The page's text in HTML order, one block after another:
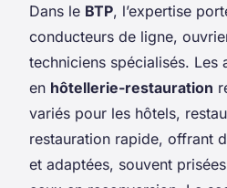
Dans le BTP, l’expertise
conducteurs de ligne,
techniciens spécialisés. Les
en hôtellerie-restauration
variés pour les hôtels,
restauration rapide, offrant
et adaptées, souvent